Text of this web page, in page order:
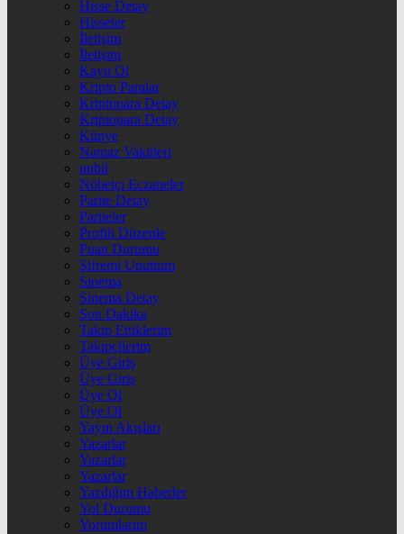
Hisse Detay
Hisseler
İletişim
İletişim
Kayıt Ol
Kripto Paralar
Kriptopara Detay
Kriptopara Detay
Künye
Namaz Vakitleri
nnbil
Nöbetçi Eczaneler
Parite Detay
Pariteler
Profili Düzenle
Puan Durumu
Şifremi Unuttum
Sinema
Sinema Detay
Son Dakika
Takip Ettiklerim
Takipçilerim
Üye Giriş
Üye Giriş
Üye Ol
Üye Ol
Yayın Akışları
Yazarlar
Yazarlar
Yazarlar
Yazdığım Haberler
Yol Durumu
Yorumlarım